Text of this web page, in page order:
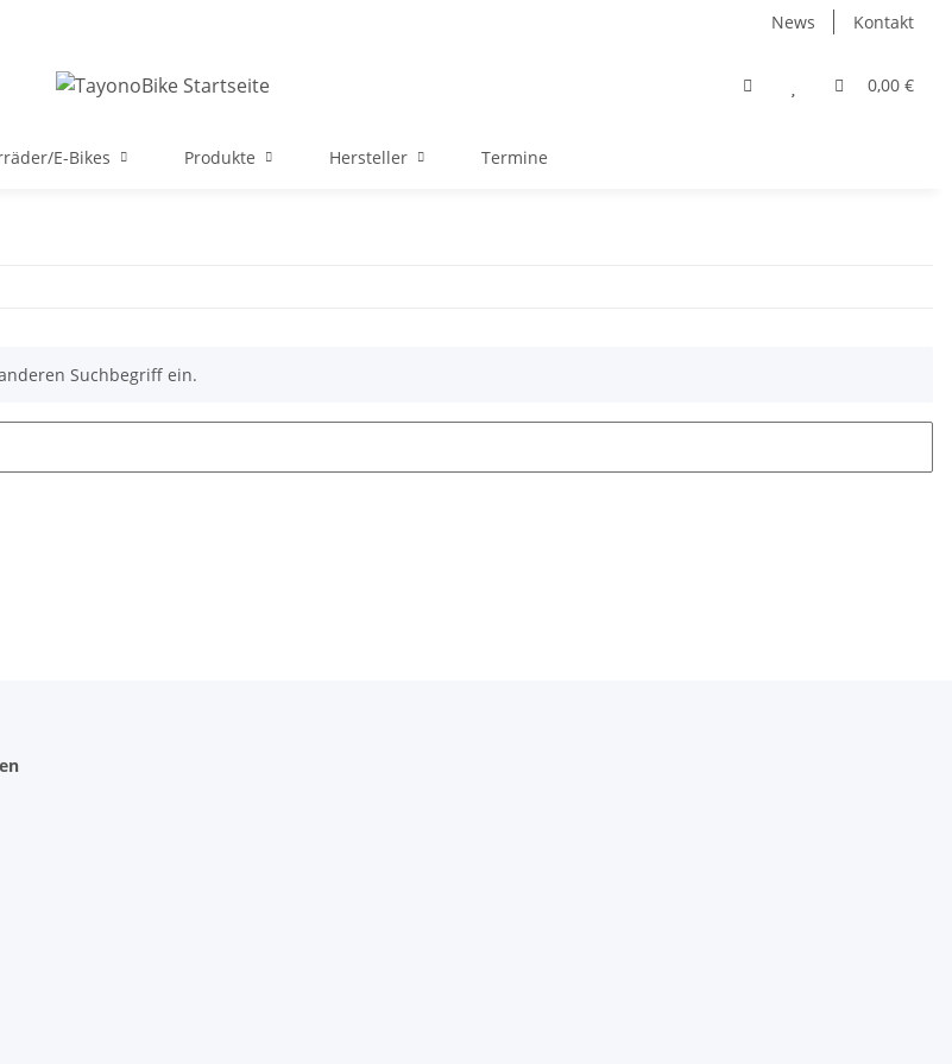
News Kontakt
0,00 €
E-Bikes Produkte Hersteller Termine
Suchbegriff ein.